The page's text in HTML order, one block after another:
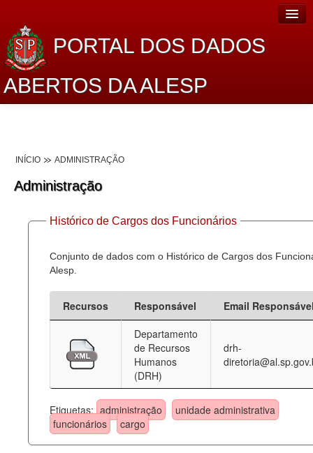
PORTAL DOS DADOS
ABERTOS DA ALESP
Dados Abertos Alesp
Lei de Acesso à Informação
Dados Governamentais Abertos
Planejamento
Catálogo de dados
Processo Legislativo
Administração
Legislação
Agenda
Perguntas frequentes
INÍCIO ADMINISTRAÇÃO
Administração
Histórico de Cargos dos Funcionários
Conjunto de dados com o Histórico de Cargos dos
Alesp.
Recursos Responsável
Email
Departamento
de Recursos
Humanos
(DRH)
drh-
Etiquetas: administração
unidade administrativa
funcionários
cargo